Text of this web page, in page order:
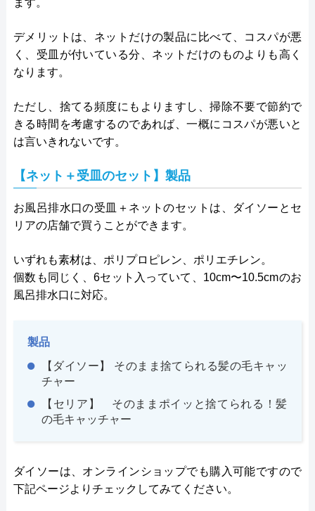
ます。
デメリットは、ネットだけの製品に比べて、コスパが悪
く、受皿が付いている分、ネットだけのものよりも高く
なります。
ただし、捨てる頻度にもよりますし、掃除不要で節約で
きる時間を考慮するのであれば、一概にコスパが悪いと
は言いきれないです。
【ネット＋受皿のセット】製品
お風呂排水口の受皿＋ネットのセットは、ダイソーとセ
リアの店舗で買うことができます。
いずれも素材は、ポリプロピレン、ポリエチレン。
個数も同じく、6セット入っていて、10cm〜10.5cmのお
風呂排水口に対応。
製品
【ダイソー】 そのまま捨てられる髪の毛キャッ
チャー
【セリア】 そのままポイッと捨てられる！髪
の毛キャッチャー
ダイソーは、オンラインショップでも購入可能ですので
下記ページよりチェックしてみてください。